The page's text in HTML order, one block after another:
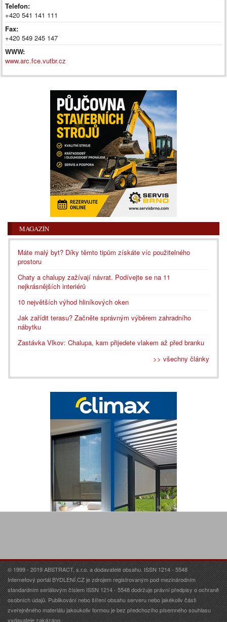
Telefon:
+420 541 141 111
Fax:
+420 549 245 147
WWW:
www.arc.fce.vutbr.cz
MAGAZÍN
Máte malý byt? Díky těmto tipům získáte víc použitelného
prostoru
Chaty a chalupy zažívají návrat. Podívejte se na 11
nejkrásnějších interiérů
10 největších výhod hliníkových oken
Jak zařídit terasu? Začněte správným výběrem zahradního
nábytku
Zastávka Vlkov: Chalupa, kam přijedete vlakem až před branku
>> všechny články
© 1999 - 2019 ABSTRACT, s.r.o. a dodavatelé obsahu. ISSN 1214 - 5548
Internetový portál BYDLENÍ.CZ je zdrojem registrovaným pod mezinárodním
standardním seriálovým číslem ISSN 1214 - 5548 dodržuje právní předpisy o ochraně
osobních údajů. Publikování nebo šíření obsahu serveru nebo jakékoliv části
zveřejněného materiálu jakoukoliv formou je bez předchozího písemného souhlasu
vydavatele zakázáno.